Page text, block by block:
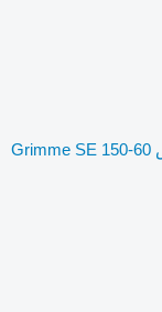
حصادة البطاطس Grimme SE 150-60